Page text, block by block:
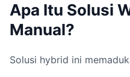
Apa Itu Solusi
Manual?
Solusi hybrid ini